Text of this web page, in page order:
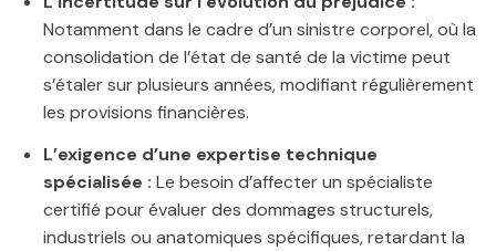
Notamment dans le cadre d’un sinistre corporel, où la
consolidation de l’état de santé de la victime peut
s’étaler sur plusieurs années, modifiant régulièrement
les provisions financières.
L’exigence d’une expertise technique
spécialisée : Le besoin d’affecter un spécialiste
certifié pour évaluer des dommages structurels,
industriels ou anatomiques spécifiques, retardant la